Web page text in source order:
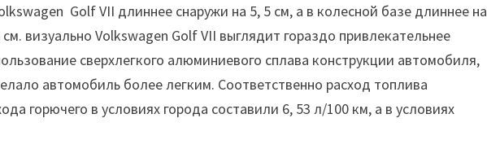
Golf VII длиннее снаружи на 5, 5 см, а в колесной базе длиннее на
визуально Volkswagen Golf VII выглядит гораздо привлекательнее
сверхлегкого алюминиевого сплава конструкции автомобиля,
автомобиль более легким. Соответственно расход топлива
горючего в условиях города составили 6, 53 л/100 км, а в условиях